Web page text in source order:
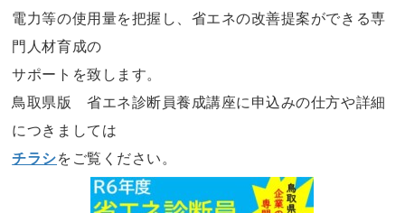
電力等の使用量を把握し、省エネの改善提案ができる専
門人材育成の
サポートを致します。
鳥取県版 省エネ診断員養成講座に申込みの仕方や詳細
につきましては
チラシをご覧ください。